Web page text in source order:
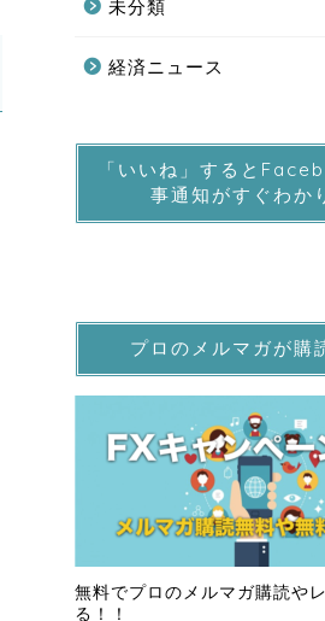
未分類
経済ニュース
「いいね」すると
事通知がすぐわか
プロのメルマガが購
無料でプロのメルマガ購読や
る！！